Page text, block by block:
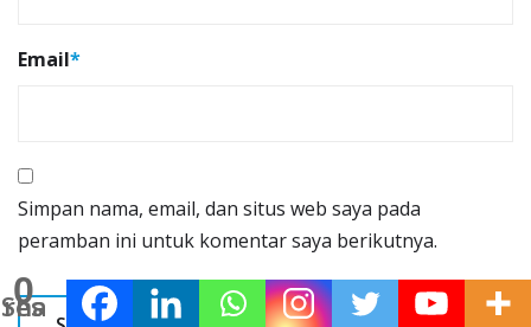
0
Shares
Email*
Simpan nama, email, dan situs web saya pada
peramban ini untuk komentar saya berikutnya.